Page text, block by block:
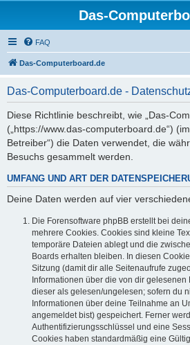
Das-
FAQ
Das-Computerboard.de
Das-Computerboard.de -
Diese Richtlinie beschreibt, wie „Das-
(„https://www.das-computerboard.de“)
Betreiber“) die Daten verwendet, die
Besuchs gesammelt werden.
UMFANG UND ART DER
Deine Daten werden auf vier
Die Forensoftware phpBB erstellt bei
mehrere Cookies. Cookies sind kleine
temporäre Dateien ablegt und die
Boards erhalten bleiben. In diesen
Sitzung (damit dir alle Seitenaufrufe
Informationen über die von dir
dieser als gelesen/ungelesen; sofern du
Informationen über deine Teilnahme an
angemeldet bist) gespeichert. Ferner
Authentifizierungsschlüssel und eine
Cookies haben standardmäßig eine